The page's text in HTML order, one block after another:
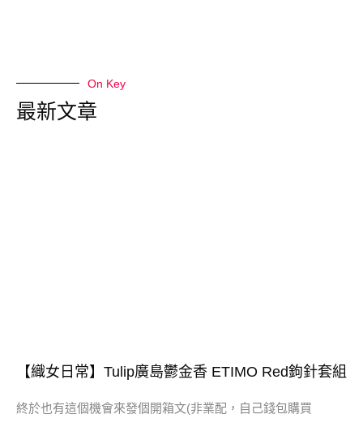
On Key
最新文章
【織女日常】Tulip廣島鬱金香 ETIMO Red鉤針套組
終於也有這個機會來發個開箱文(非業配，自己錢包購買